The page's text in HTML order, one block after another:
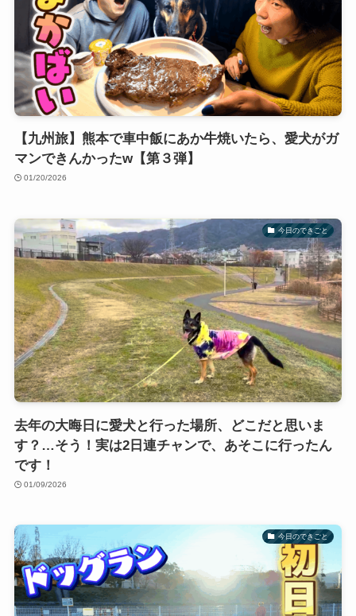
【九州旅】熊本で車中飯にあか牛焼いたら、愛犬がガ
マンできんかったw【第３弾】
01/20/2026
今日のできごと
去年の大晦日に愛犬と行った場所、どこだと思いま
す？…そう！実は2日連チャンで、あそこに行ったん
です！
01/09/2026
今日のできごと